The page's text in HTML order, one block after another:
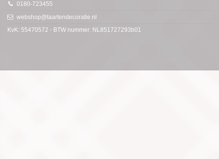
0180-723455
webshop@taartendecoratie.nl
KvK: 55470572 - BTW nummer: NL851727293b01